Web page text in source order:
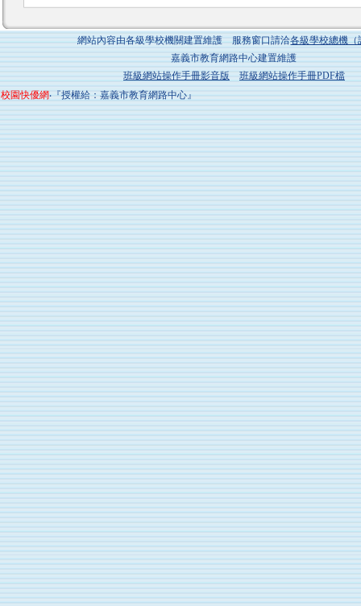
網站內容由各級學校機關建置維護 服務窗口請洽各級學校總機（
嘉義市教育網路中心建置維護
班級網站操作手冊影音版
班級網站操作手冊PDF檔
校園快優網‧『授權給：嘉義市教育網路中心』